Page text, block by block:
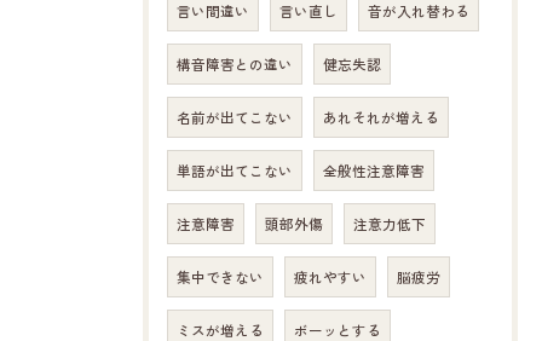
言い間違い 言い直し 音が入れ替わる
構音障害との違い 健忘失認
名前が出てこない あれそれが増える
単語が出てこない 全般性注意障害
注意障害 頭部外傷 注意力低下
集中できない 疲れやすい 脳疲労
ミスが増える ボーッとする